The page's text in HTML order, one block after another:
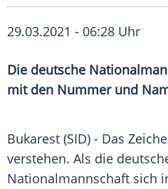
29.03.2021 - 06:28 Uhr
Die deutsche
mit den Nummer und
Bukarest (SID) - Das
verstehen. Als die
Nationalmannschaft sich